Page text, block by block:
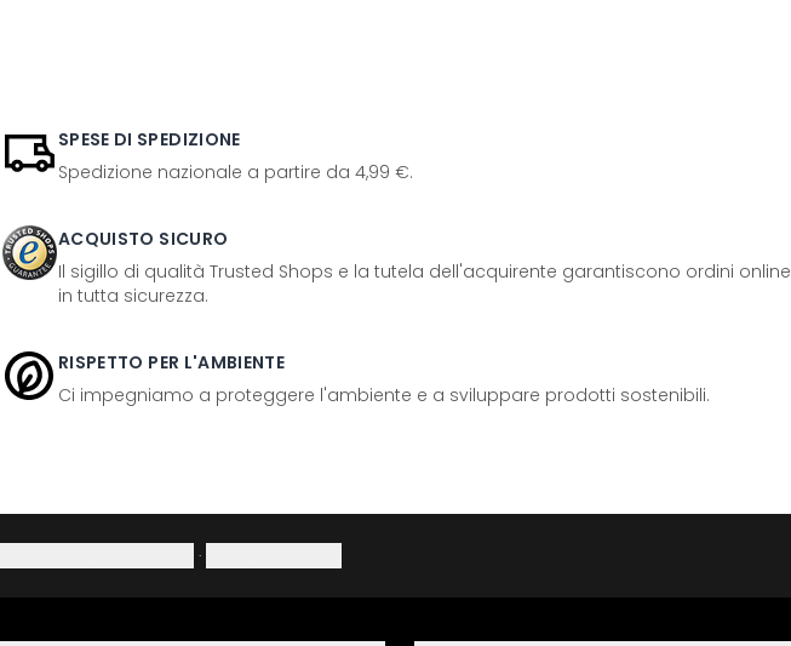
SPESE DI SPEDIZIONE
Spedizione nazionale a partire da 4,99 €.
ACQUISTO SICURO
Il sigillo di qualità Trusted Shops e la tutela dell'acquirente garantiscono ordini online
in tutta sicurezza.
RISPETTO PER L'AMBIENTE
Ci impegniamo a proteggere l'ambiente e a sviluppare prodotti sostenibili.
·